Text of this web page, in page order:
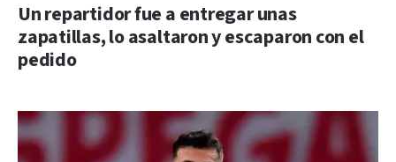
Un repartidor fue a entregar unas
zapatillas, lo asaltaron y escaparon con el
pedido